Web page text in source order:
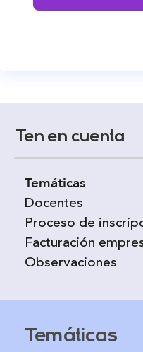
Ten en cuenta
Temáticas
Docentes
Proceso de
Facturación
Observaciones
Temáticas